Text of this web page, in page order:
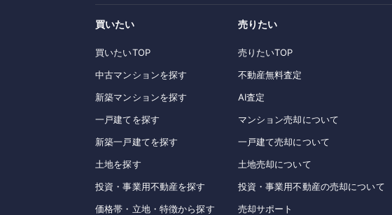
買いたい
買いたいTOP
中古マンションを探す
新築マンションを探す
一戸建てを探す
新築一戸建てを探す
土地を探す
投資・事業用不動産を探す
価格帯・立地・特徴から探す
売りたい
売りたいTOP
不動産無料査定
AI査定
マンション売却について
一戸建て売却について
土地売却について
投資・事業用不動産の売却について
売却サポート